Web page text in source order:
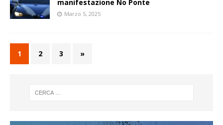
manifestazione No Ponte
Marzo 5, 2025
1 2 3 »